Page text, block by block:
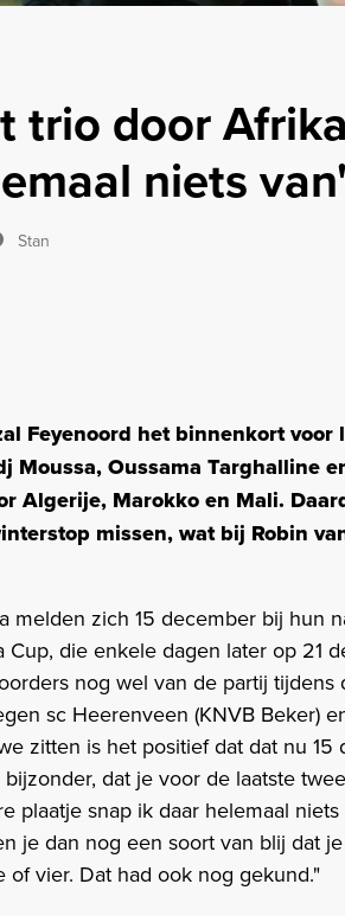
trio door
niets
Stan
Feyenoord het binnenkort voor
Moussa, Oussama Targhalline
Algerije, Marokko en Mali.
missen, wat bij Robin
melden zich 15 december bij hun
die enkele dagen later op 21
nog wel van de partij tijdens
sc Heerenveen (KNVB Beker)
zitten is het positief dat dat nu 15
dat je voor de laatste
plaatje snap ik daar helemaal
je dan nog een soort van blij dat
vier. Dat had ook nog gekund."